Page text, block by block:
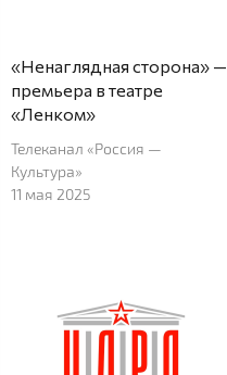
«Ненаглядная сторона» —
премьера в театре
«Ленком»
Телеканал «Россия —
Культура»
11 мая 2025